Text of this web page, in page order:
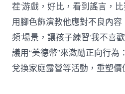
茬’游戲，好比，看到謠言，
用腳色飾演教他應對不良內容
頻’場景，讓孩子練習‘我不喜
議用“美德幣”來激勵正向行為
兌換家庭露營等活動，重塑價